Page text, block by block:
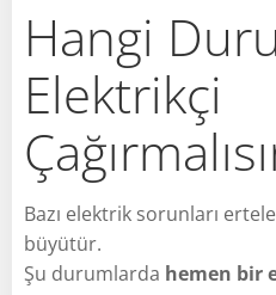
Hangi
Elektrikçi
Bazı elektrik sorunları
büyütür.
Şu durumlarda hemen bir